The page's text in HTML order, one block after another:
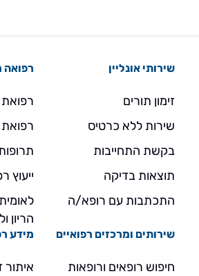
שירותי אונליין
זימון תורים
שירות ללא כרטיס
בקשת התחייבות
תוצאות בדיקה
התכתבות עם רופא/ה
רפואה
רפואת
רפואת
ייעוץ
הריון
שירותים ומרכזים רפואיים
חיפוש רופאים ורופאות
מידע
איתור